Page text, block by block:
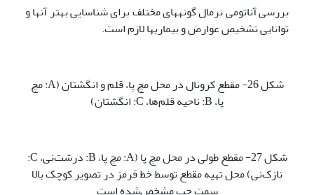
بررسی آناتومی نرمال گونه­های مختلف برای شناسایی بهتر آن­ها و
توانایی تشخیص عوارض و بیماری­ها لازم است.
شکل 26- مقطع کرونال در محل مچ پا، قلم و انگشتان (A: مچ
پا، B: ناحیه قلم‌ها، C: انگشتان)
شکل 27- مقطع طولی در محل مچ پا (A: مچ پا، B: درشت‌نی، C:
نازک‌نی) محل تهیه مقطع توسط خط قرمز در تصویر کوچک بالا
سمت چپ مشخص‌شده است